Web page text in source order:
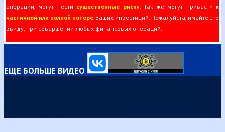
операции, могут нести существенные риски. Так же могут привести к
частичной или полной потере Ваших инвестиций. Пожалуйста, имейте это
ввиду, при совершении любых финансовых операций.
ЕЩЕ БОЛЬШЕ ВИДЕО